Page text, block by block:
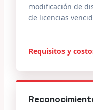
modificación de
de licencias
Requisitos y